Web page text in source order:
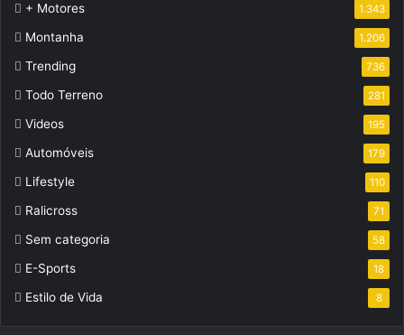
+ Motores 1.343
Montanha 1.206
Trending 736
Todo Terreno 281
Videos 195
Automóveis 179
Lifestyle 110
Ralicross 71
Sem categoria 58
E-Sports 18
Estilo de Vida 8